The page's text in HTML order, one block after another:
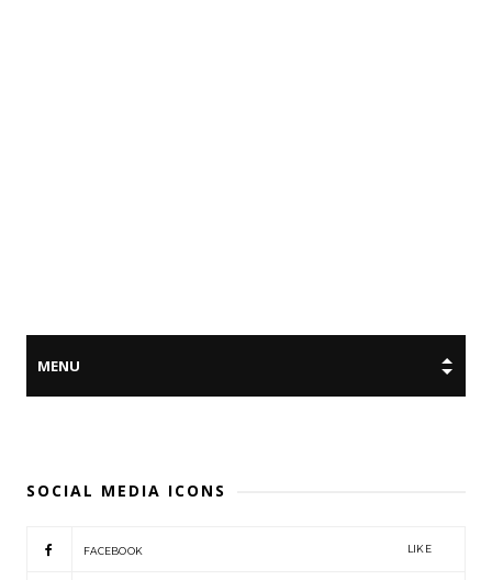
SOCIAL MEDIA ICONS
FACEBOOK LIKE